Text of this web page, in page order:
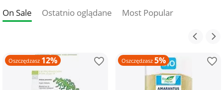
On Sale Ostatnio oglądane Most Popular
Oszczędzasz 12% Oszczędzasz 5%